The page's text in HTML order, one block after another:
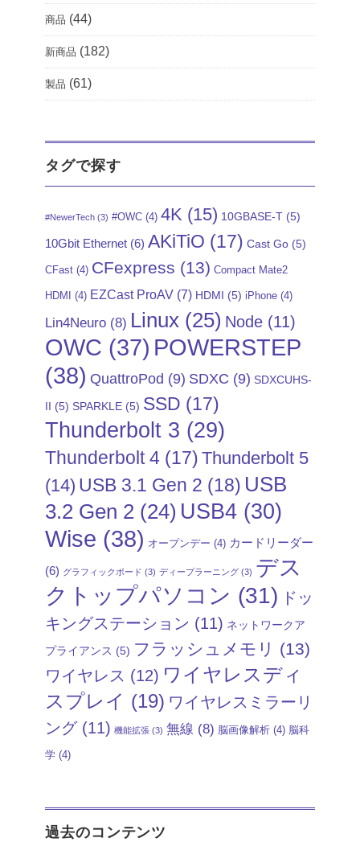
商品 (44)
新商品 (182)
製品 (61)
タグで探す
#NewerTech (3) #OWC (4) 4K (15) 10GBASE-T (5)
10Gbit Ethernet (6) AKiTiO (17) Cast Go (5)
CFast (4) CFexpress (13) Compact Mate2
HDMI (4) EZCast ProAV (7) HDMI (5) iPhone (4)
Lin4Neuro (8) Linux (25) Node (11)
OWC (37) POWERSTEP
(38) QuattroPod (9) SDXC (9) SDXCUHS-
II (5) SPARKLE (5) SSD (17)
Thunderbolt 3 (29)
Thunderbolt 4 (17) Thunderbolt 5
(14) USB 3.1 Gen 2 (18) USB
3.2 Gen 2 (24) USB4 (30)
Wise (38) オープンデー (4) カードリーダー
(6) グラフィックボード (3) ディープラーニング (3) デス
クトップパソコン (31) ドッ
キングステーション (11) ネットワークア
プライアンス (5) フラッシュメモリ (13)
ワイヤレス (12) ワイヤレスディ
スプレイ (19) ワイヤレスミラーリ
ング(11) 機能拡張 (3) 無線 (8) 脳画像解析 (4) 脳科
学 (4)
過去のコンテンツ